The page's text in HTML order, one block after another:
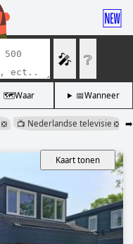
🆕
🎤 ❔
🗺️Waar 📅Wanneer
➡️
❎ 📺 Nederlandse televisie ❎
Kaart tonen